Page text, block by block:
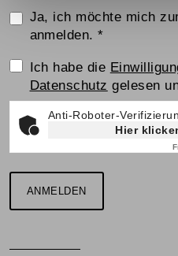
Ja, ich möchte mich
anmelden.*
Einwilligungserklärung
Ich habe die
Datenschutz gelesen
Anti-Roboter-
Hier
ANMELDEN